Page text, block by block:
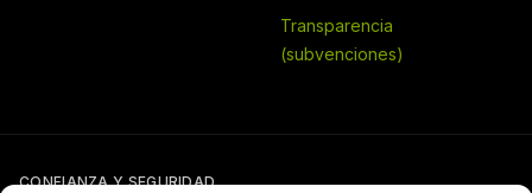
Transparencia
(subvenciones)
CONFIANZA Y SEGURIDAD